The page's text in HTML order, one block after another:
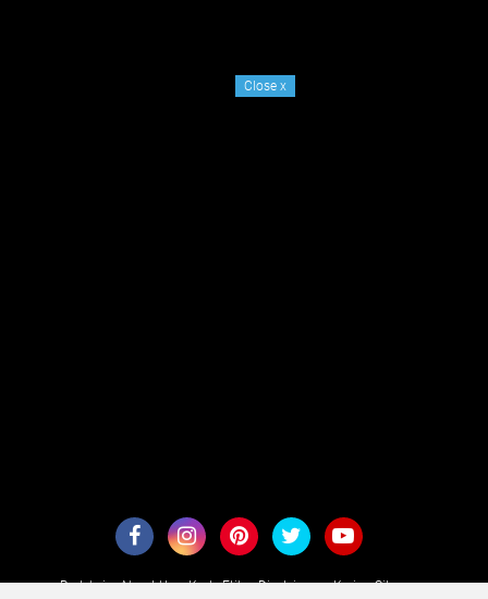
Redaksi About Us Kode Etik Disclaimer Karir Sitemaps
Close x